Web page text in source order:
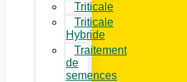
Triticale
Triticale
Hybride
Traitement
de
semences